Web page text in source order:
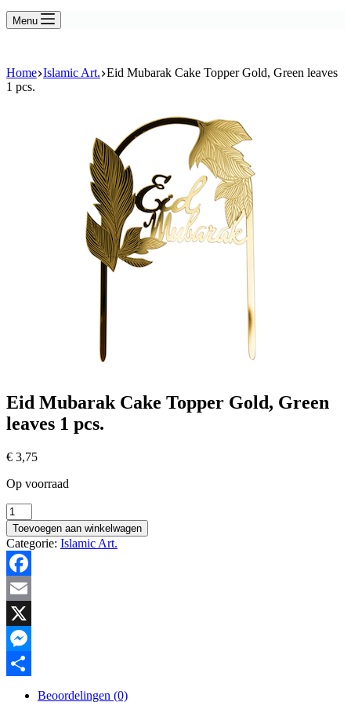
Menu
Home Islamic Art. Eid Mubarak Cake Topper Gold, Green leaves
1 pcs.
Eid Mubarak Cake Topper Gold, Green
leaves 1 pcs.
€ 3,75
Op voorraad
Eid
Mubarak
Cake
Topper
Gold,
Green
leaves
1
pcs.
hoeveelheid
Toevoegen aan winkelwagen
Categorie: Islamic Art.
Facebook
Email
X
Messenger
Beoordelingen (0)